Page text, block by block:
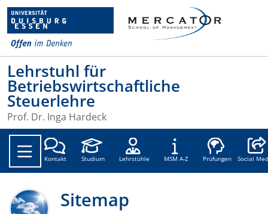
Lehrstuhl für
Betriebswirtschaftliche
Steuerlehre
Prof. Dr. Inga Hardeck
Kontakt Studium Lehrstühle MSM A-Z Prüfungen Social
Sitemap